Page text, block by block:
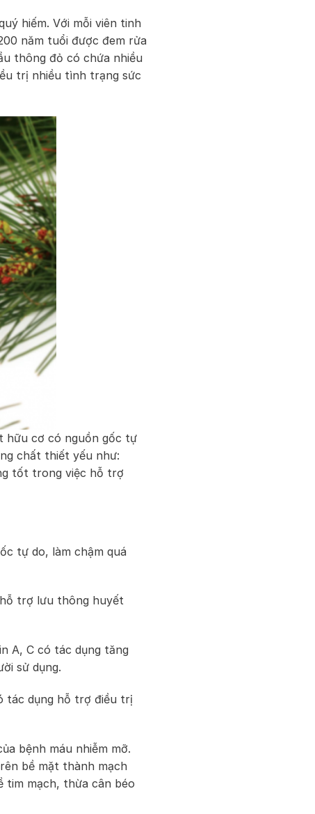
hiếm. Với mỗi viên tinh
năm tuổi được đem rửa
thông đỏ có chứa nhiều
trị nhiều tình trạng sức
hữu cơ có nguồn gốc tự
chất thiết yếu như:
tốt trong việc hỗ trợ
tự do, làm chậm quá
trợ lưu thông huyết
A, C có tác dụng tăng
sử dụng.
tác dụng hỗ trợ điều trị
bệnh máu nhiễm mỡ.
bề mặt thành mạch
tim mạch, thừa cân béo